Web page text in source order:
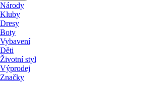
Národy
Kluby
Dresy
Boty
Vybavení
Děti
Životní styl
Výprodej
Značky